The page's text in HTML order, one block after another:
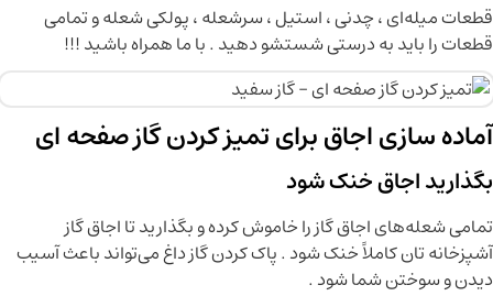
قطعات میله‌ای ، چدنی ، استیل ، سرشعله ، پولکی شعله و تمامی
قطعات را باید به درستی شستشو دهید . با ما همراه باشید !!!
آماده‌ سازی اجاق برای تمیز کردن گاز صفحه ای
بگذارید اجاق خنک شود
تمامی شعله‌های اجاق گاز را خاموش کرده و بگذارید تا اجاق گاز
آشپزخانه تان کاملاً خنک شود . پاک کردن گاز داغ می‌تواند باعث آسیب
دیدن و سوختن شما شود .